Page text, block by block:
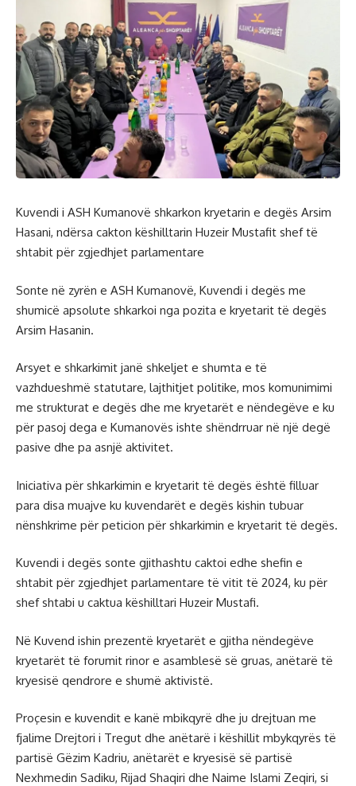
Kuvendi i ASH Kumanovë shkarkon kryetarin e degës Arsim
Hasani, ndërsa cakton këshilltarin Huzeir Mustafit shef të
shtabit për zgjedhjet parlamentare
Sonte në zyrën e ASH Kumanovë, Kuvendi i degës me
shumicë apsolute shkarkoi nga pozita e kryetarit të degës
Arsim Hasanin.
Arsyet e shkarkimit janë shkeljet e shumta e të
vazhdueshmë statutare, lajthitjet politike, mos komunimimi
me strukturat e degës dhe me kryetarët e nëndegëve e ku
për pasoj dega e Kumanovës ishte shëndrruar në një degë
pasive dhe pa asnjë aktivitet.
Iniciativa për shkarkimin e kryetarit të degës është filluar
para disa muajve ku kuvendarët e degës kishin tubuar
nënshkrime për peticion për shkarkimin e kryetarit të degës.
Kuvendi i degës sonte gjithashtu caktoi edhe shefin e
shtabit për zgjedhjet parlamentare të vitit të 2024, ku për
shef shtabi u caktua këshilltari Huzeir Mustafi.
Në Kuvend ishin prezentë kryetarët e gjitha nëndegëve
kryetarët të forumit rinor e asamblesë së gruas, anëtarë të
kryesisë qendrore e shumë aktivistë.
Proçesin e kuvendit e kanë mbikqyrë dhe ju drejtuan me
fjalime Drejtori i Tregut dhe anëtarë i këshillit mbykqyrës të
partisë Gëzim Kadriu, anëtarët e kryesisë së partisë
Nexhmedin Sadiku, Rijad Shaqiri dhe Naime Islami Zeqiri, si